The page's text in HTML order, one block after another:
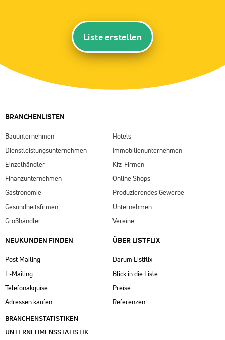
Liste erstellen
BRANCHENLISTEN
Bauunternehmen
Dienstleistungsunternehmen
Einzelhändler
Finanzunternehmen
Gastronomie
Gesundheitsfirmen
Großhändler
Hotels
Immobilienunternehmen
Kfz-Firmen
Online Shops
Produzierendes Gewerbe
Unternehmen
Vereine
NEUKUNDEN FINDEN
Post Mailing
E-Mailing
Telefonakquise
Adressen kaufen
BRANCHENSTATISTIKEN
UNTERNEHMENSSTATISTIK
ÜBER LISTFLIX​
Darum Listflix
Blick in die Liste
Preise
Referenzen